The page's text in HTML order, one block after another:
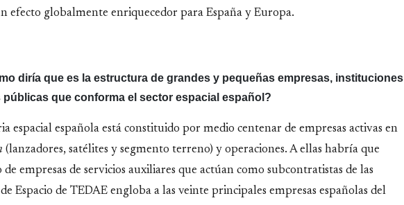
efecto globalmente enriquecedor para España y Europa.
diría que es la estructura de grandes y pequeñas empresas, instituciones
que conforma el sector espacial español?
espacial española está constituido por medio centenar de empresas activas en
(lanzadores, satélites y segmento terreno) y operaciones. A ellas habría que
empresas de servicios auxiliares que actúan como subcontratistas de las
Espacio de TEDAE engloba a las veinte principales empresas españolas del